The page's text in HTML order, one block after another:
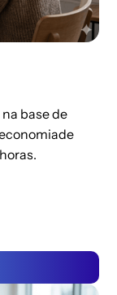
base de